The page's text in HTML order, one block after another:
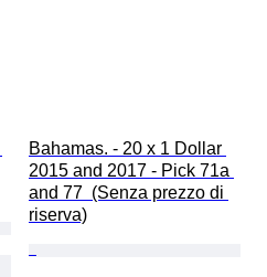
Bahamas. - 20 x 1 Dollar
2015 and 2017 - Pick 71a
and 77  (Senza prezzo di
riserva)